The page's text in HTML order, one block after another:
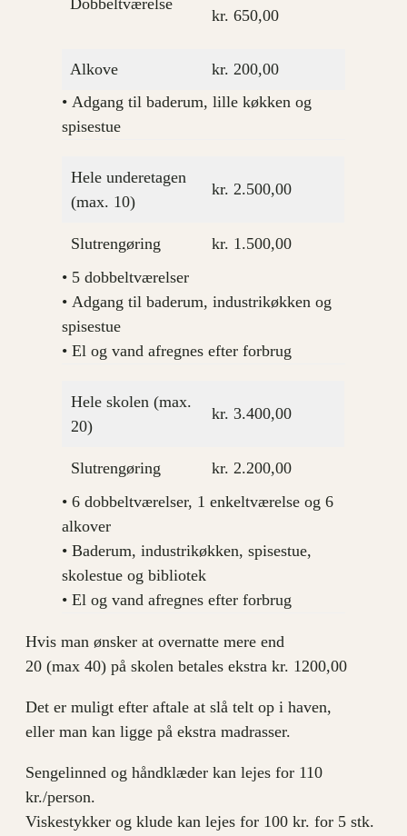
Dobbeltværelse
kr. 650,00
Alkove
kr. 200,00
• Adgang til baderum, lille køkken og
spisestue
Hele underetagen
(max. 10)
kr. 2.500,00
Slutrengøring
kr. 1.500,00
• 5 dobbeltværelser
• Adgang til baderum, industrikøkken og
spisestue
• El og vand afregnes efter forbrug
Hele skolen (max.
20)
kr. 3.400,00
Slutrengøring
kr. 2.200,00
• 6 dobbeltværelser, 1 enkeltværelse og 6
alkover
• Baderum, industrikøkken, spisestue,
skolestue og bibliotek
• El og vand afregnes efter forbrug
Hvis man ønsker at overnatte mere end
20 (max 40) på skolen betales ekstra kr. 1200,00
Det er muligt efter aftale at slå telt op i haven,
eller man kan ligge på ekstra madrasser.
Sengelinned og håndklæder kan lejes for 110
kr./person.
Viskestykker og klude kan lejes for 100 kr. for 5 stk.